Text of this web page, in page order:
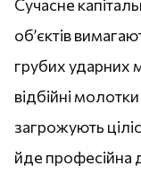
Сучасне
об’єктів
грубих ударних
відбійні
загрожують
йде професійна